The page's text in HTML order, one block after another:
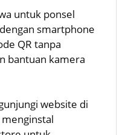
untuk ponsel
smartphone
QR tanpa
bantuan kamera
website di